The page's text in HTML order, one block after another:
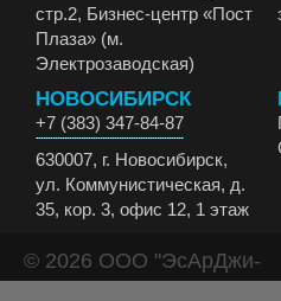
стр.2, Бизнес-центр «Пост
Плаза» (м.
Электрозаводская)
НОВОСИБИРСК
+7 (383) 347-84-87
630007, г. Новосибирск,
ул. Коммунистическая, д.
35, кор. 3, офис 12, 1 этаж
© 2026 ООО "ЭсАрДжи-